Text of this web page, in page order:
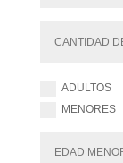
ADULTOS
MENORES